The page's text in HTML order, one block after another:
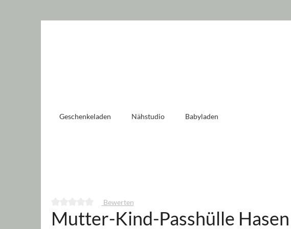
Geschenkeladen Nähstudio Babyladen
Durchschnittliche Bewertung von 0 von 5 Sternen
Bewerten
Mutter-Kind-Passhülle